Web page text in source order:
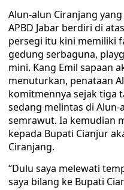
Alun-alun Ciranjang
APBD Jabar berdiri di
persegi itu kini memiliki
gedung serbaguna,
mini. Kang Emil sapaan
menuturkan, penataan
komitmennya sejak tiga
sedang melintas di
semrawut. Ia kemudian
kepada Bupati Cianjur
Ciranjang.
“Dulu saya melewati
saya bilang ke Bupati